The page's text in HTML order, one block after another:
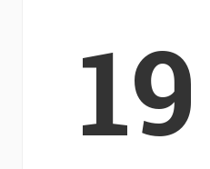
19